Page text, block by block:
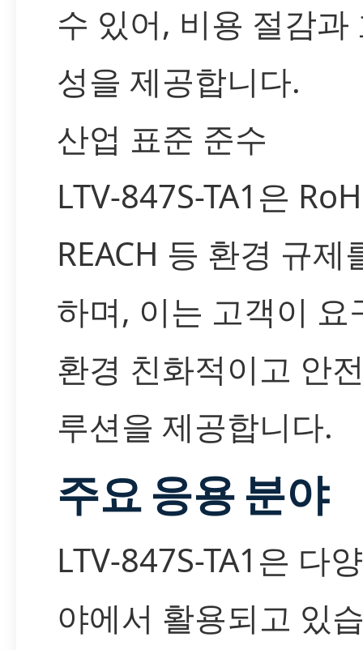
수 있어, 비용 절감과
성을 제공합니다.
산업 표준 준수
LTV-847S-TA1은
REACH 등 환경 규제
하며, 이는 고객이 요
환경 친화적이고 안
루션을 제공합니다.
주요 응용 분야
LTV-847S-TA1은 다
야에서 활용되고 있